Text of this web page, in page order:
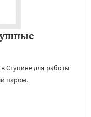
Ступине для работы
паром.